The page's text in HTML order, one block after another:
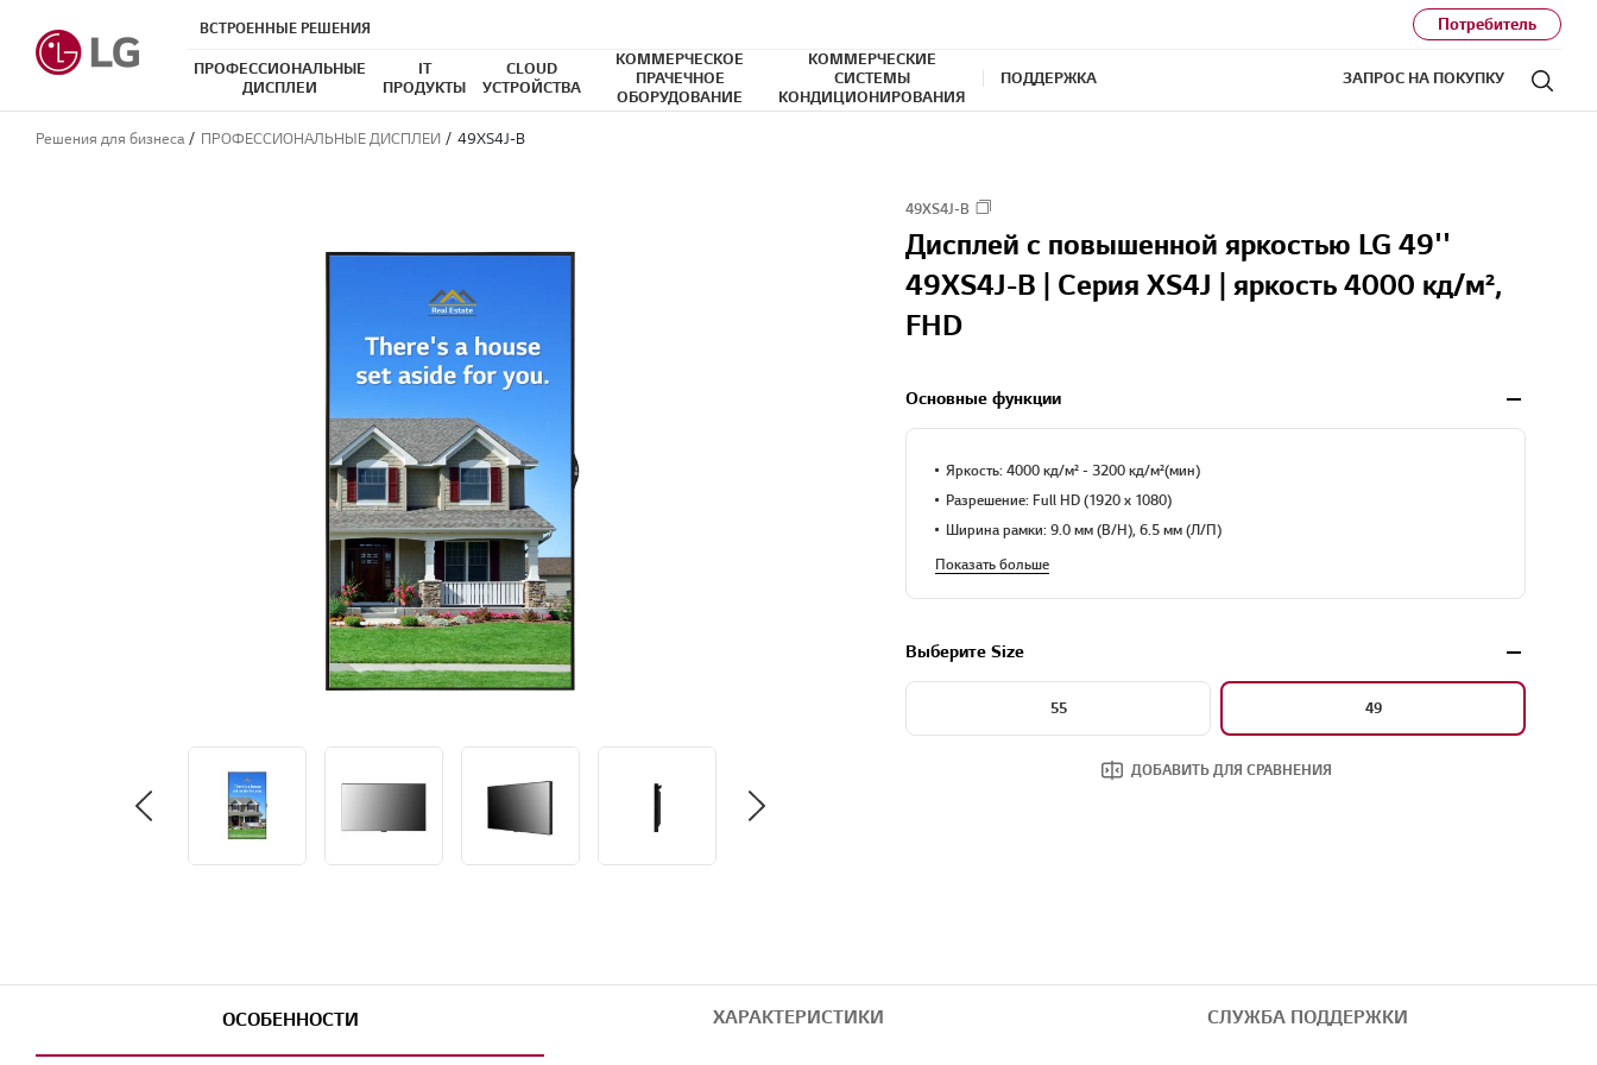
ВСТРОЕННЫЕ РЕШЕНИЯ Потребитель
ПРОФЕССИОНАЛЬНЫЕ
ДИСПЛЕИ
IT
ПРОДУКТЫ
CLOUD
УСТРОЙСТВА
КОММЕРЧЕСКОЕ
ПРАЧЕЧНОЕ
ОБОРУДОВАНИЕ
КОММЕРЧЕСКИЕ
СИСТЕМЫ
КОНДИЦИОНИРОВАНИЯ
ПОДДЕРЖКА ЗАПРОС НА ПОКУПКУ
Решения для бизнеса ПРОФЕССИОНАЛЬНЫЕ ДИСПЛЕИ 49XS4J-B
49XS4J-B
Дисплей с повышенной яркостью LG 49''
49XS4J-B | Серия XS4J | яркость 4000 кд/м²,
FHD
Основные функции
Яркость: 4000 кд/м² - 3200 кд/м²(мин)
Разрешение: Full HD (1920 x 1080)
Ширина рамки: 9.0 мм (В/Н), 6.5 мм (Л/П)
Показать больше
Выберите Size
55 49
ДОБАВИТЬ ДЛЯ СРАВНЕНИЯ
ОСОБЕННОСТИ ХАРАКТЕРИСТИКИ СЛУЖБА ПОДДЕРЖКИ